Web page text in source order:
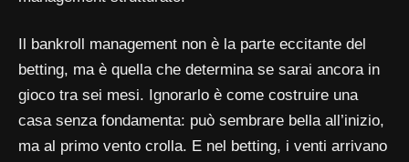
Il bankroll management non è la parte eccitante del
betting, ma è quella che determina se sarai ancora in
gioco tra sei mesi. Ignorarlo è come costruire una
casa senza fondamenta: può sembrare bella all’inizio,
ma al primo vento crolla. E nel betting, i venti arrivano